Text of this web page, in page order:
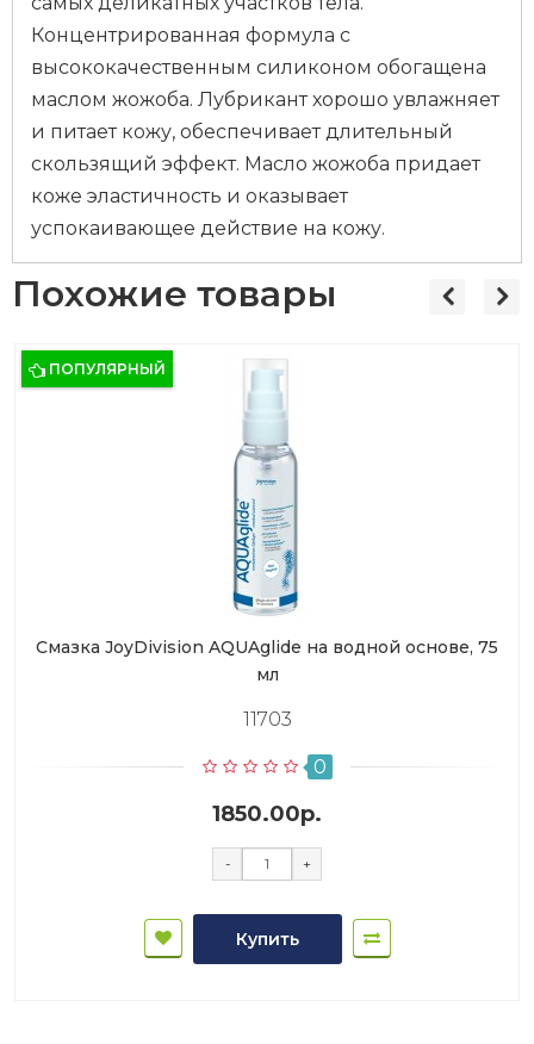
Концентрированная формула с
высококачественным силиконом обогащена
маслом жожоба. Лубрикант хорошо увлажняет
и питает кожу, обеспечивает длительный
скользящий эффект. Масло жожоба придает
коже эластичность и оказывает
успокаивающее действие на кожу.
Похожие товары
ПОПУЛЯРНЫЙ
Смазка JoyDivision AQUAglide на водной основе, 75
мл
11703
0
1850.00р.
- +
Купить